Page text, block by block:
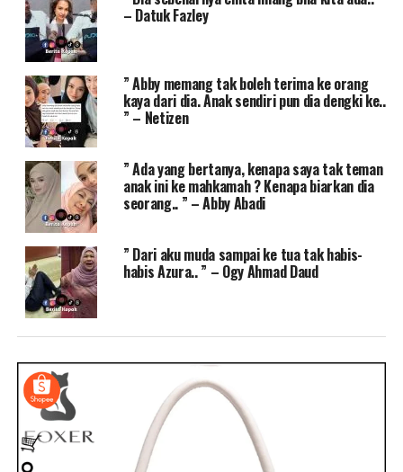
– Datuk Fazley
” Abby memang tak boleh terima ke orang
kaya dari dia. Anak sendiri pun dia dengki ke..
” – Netizen
” Ada yang bertanya, kenapa saya tak teman
anak ini ke mahkamah ? Kenapa biarkan dia
seorang.. ” – Abby Abadi
” Dari aku muda sampai ke tua tak habis-
habis Azura.. ” – Ogy Ahmad Daud